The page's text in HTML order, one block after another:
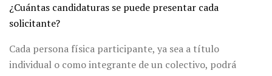
¿Cuántas candidaturas se puede presentar cada
solicitante?
Cada persona física participante, ya sea a título
individual o como integrante de un colectivo, podrá